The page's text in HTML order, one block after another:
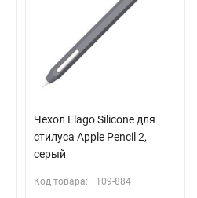
Чехол Elago Silicone для
стилуса Apple Pencil 2,
серый
Код товара: 109-884